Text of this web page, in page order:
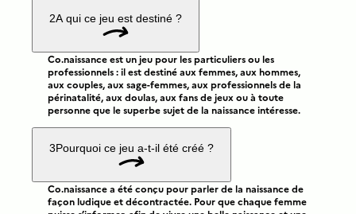
2A qui ce jeu est destiné ?
Co.naissance est un jeu pour les particuliers ou les
professionnels : il est destiné aux femmes, aux hommes,
aux couples, aux sage-femmes, aux professionnels de la
périnatalité, aux doulas, aux fans de jeux ou à toute
personne que le superbe sujet de la naissance intéresse.
3Pourquoi ce jeu a-t-il été créé ?
Co.naissance a été conçu pour parler de la naissance de
façon ludique et décontractée. Pour que chaque femme